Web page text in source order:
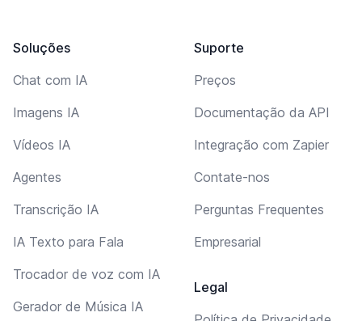
Soluções
Chat com IA
Imagens IA
Vídeos IA
Agentes
Transcrição IA
IA Texto para Fala
Trocador de voz com IA
Gerador de Música IA
Suporte
Preços
Documentação da API
Integração com Zapier
Contate-nos
Perguntas Frequentes
Empresarial
Legal